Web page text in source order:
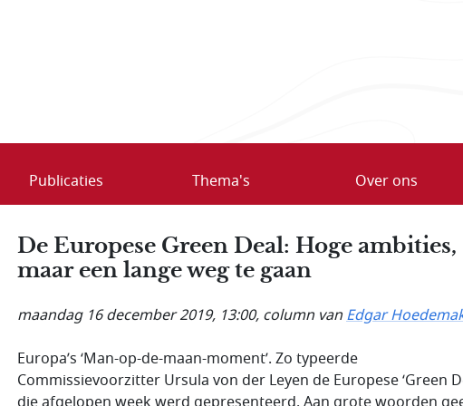
Publicaties Thema's Over ons
De Europese Green Deal: Hoge ambities,
maar een lange weg te gaan
maandag 16 december 2019, 13:00, column vanEdgar
Europa’s ‘Man-op-de-maan-moment’. Zo typeerde
Commissievoorzitter Ursula von der Leyen de Europese ‘Green